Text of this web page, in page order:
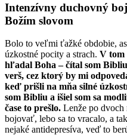
Intenzívny duchovný
Božím slovom
Bolo to veľmi ťažké obdobie,
úzkostné pocity a strach. V tom
hľadal Boha – čítal som
verš, cez ktorý by mi
keď prišli na mňa silné
som Bibliu a išiel som sa
čase to prešlo. Lenže po dvoch
bojovať, lebo sa to vracalo, a
nejaké antidepresíva, veď to